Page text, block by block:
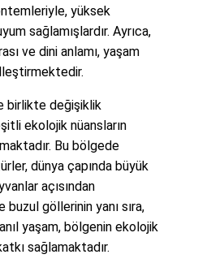
yüksek
sağlamışlardır. Ayrıca,
ve dini anlamı, yaşam
birlikte değişiklik
ekolojik nüansların
Bu bölgede
dünya çapında büyük
açısından
buzul göllerinin yanı sıra,
yaşam, bölgenin ekolojik
sağlamaktadır.